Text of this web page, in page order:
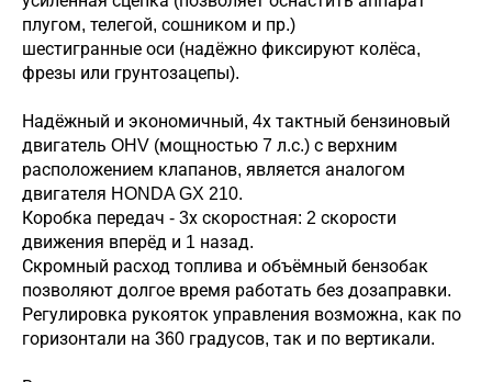
плугом, телегой, сошником и пр.)
шестигранные оси (надёжно фиксируют колёса,
фрезы или грунтозацепы).
Надёжный и экономичный, 4х тактный бензиновый
двигатель OHV (мощностью 7 л.с.) с верхним
расположением клапанов, является аналогом
двигателя HONDA GX 210.
Коробка передач - 3х скоростная: 2 скорости
движения вперёд и 1 назад.
Скромный расход топлива и объёмный бензобак
позволяют долгое время работать без дозаправки.
Регулировка рукояток управления возможна, как по
горизонтали на 360 градусов, так и по вертикали.